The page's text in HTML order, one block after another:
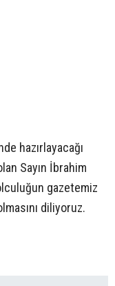
hazırlayacağı
Sayın İbrahim
gazetemiz
diliyoruz.